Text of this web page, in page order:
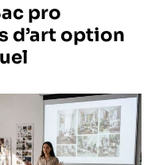
pro
d’art option